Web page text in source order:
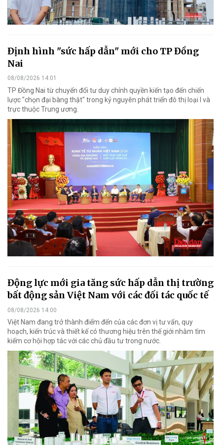
Định hình "sức hấp dẫn" mới cho TP Đồng
Nai
08/08/2026 14:01
TP Đồng Nai từ chuyển đổi tư duy chính quyền kiến tạo đến chiến
lược "chọn đại bàng thật" trong kỷ nguyên phát triển đô thị loại I và
trực thuộc Trung ương.
Động lực mới gia tăng sức hấp dẫn thị trường
bất động sản Việt Nam với các đối tác quốc tế
08/08/2026 14:00
Việt Nam đang trở thành điểm đến của các đơn vị tư vấn, quy
hoạch, kiến trúc và thiết kế có thương hiệu trên thế giới nhằm tìm
kiếm cơ hội hợp tác với các chủ đầu tư trong nước.